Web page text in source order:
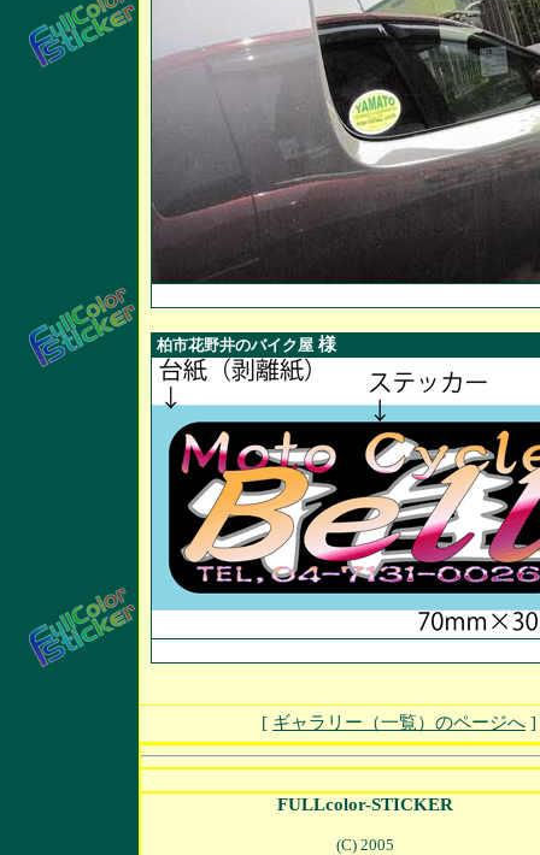
柏市花野井のバイク屋 様
[ ギャラリー（一覧）のページへ
FULLcolor-STICKER
(C) 2005